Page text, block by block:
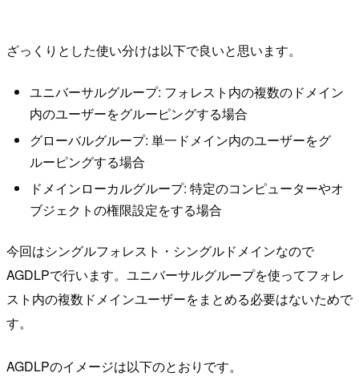
ざっくりとした使い分けは以下で良いと思います。
ユニバーサルグループ: フォレスト内の複数のドメイン
内のユーザーをグルーピングする場合
グローバルグループ: 単一ドメイン内のユーザーをグ
ルーピングする場合
ドメインローカルグループ: 特定のコンピューターやオ
ブジェクトの権限設定をする場合
今回はシングルフォレスト・シングルドメインなので
AGDLPで行います。ユニバーサルグループを使ってフォレ
スト内の複数ドメインユーザーをまとめる必要はないためで
す。
AGDLPのイメージは以下のとおりです。